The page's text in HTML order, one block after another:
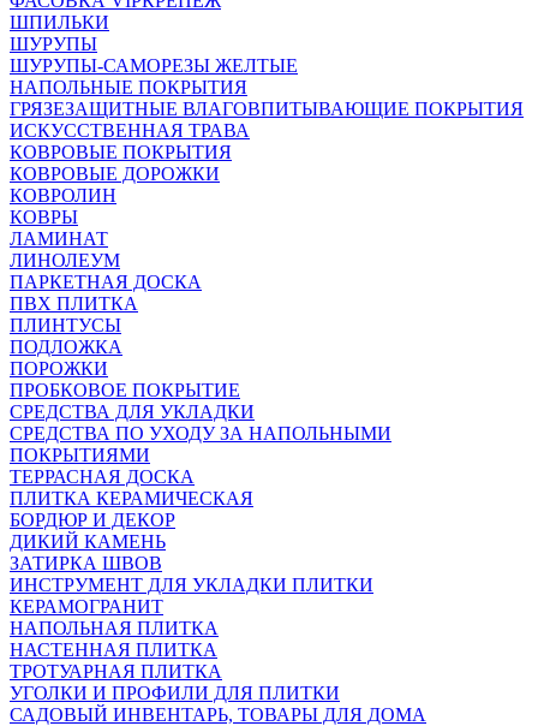
ШПИЛЬКИ
ШУРУПЫ
ШУРУПЫ-САМОРЕЗЫ ЖЕЛТЫЕ
НАПОЛЬНЫЕ ПОКРЫТИЯ
ГРЯЗЕЗАЩИТНЫЕ ВЛАГОВПИТЫВАЮЩИЕ ПОКРЫТИЯ
ИСКУССТВЕННАЯ ТРАВА
КОВРОВЫЕ ПОКРЫТИЯ
КОВРОВЫЕ ДОРОЖКИ
КОВРОЛИН
КОВРЫ
ЛАМИНАТ
ЛИНОЛЕУМ
ПАРКЕТНАЯ ДОСКА
ПВХ ПЛИТКА
ПЛИНТУСЫ
ПОДЛОЖКА
ПОРОЖКИ
ПРОБКОВОЕ ПОКРЫТИЕ
СРЕДСТВА ДЛЯ УКЛАДКИ
СРЕДСТВА ПО УХОДУ ЗА НАПОЛЬНЫМИ
ПОКРЫТИЯМИ
ТЕРРАСНАЯ ДОСКА
ПЛИТКА КЕРАМИЧЕСКАЯ
БОРДЮР И ДЕКОР
ДИКИЙ КАМЕНЬ
ЗАТИРКА ШВОВ
ИНСТРУМЕНТ ДЛЯ УКЛАДКИ ПЛИТКИ
КЕРАМОГРАНИТ
НАПОЛЬНАЯ ПЛИТКА
НАСТЕННАЯ ПЛИТКА
ТРОТУАРНАЯ ПЛИТКА
УГОЛКИ И ПРОФИЛИ ДЛЯ ПЛИТКИ
САДОВЫЙ ИНВЕНТАРЬ, ТОВАРЫ ДЛЯ ДОМА